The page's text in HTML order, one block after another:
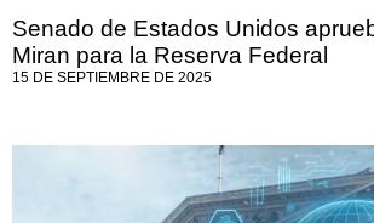
Senado de Estados Unidos
Miran para la Reserva Federal
15 DE SEPTIEMBRE DE 2025